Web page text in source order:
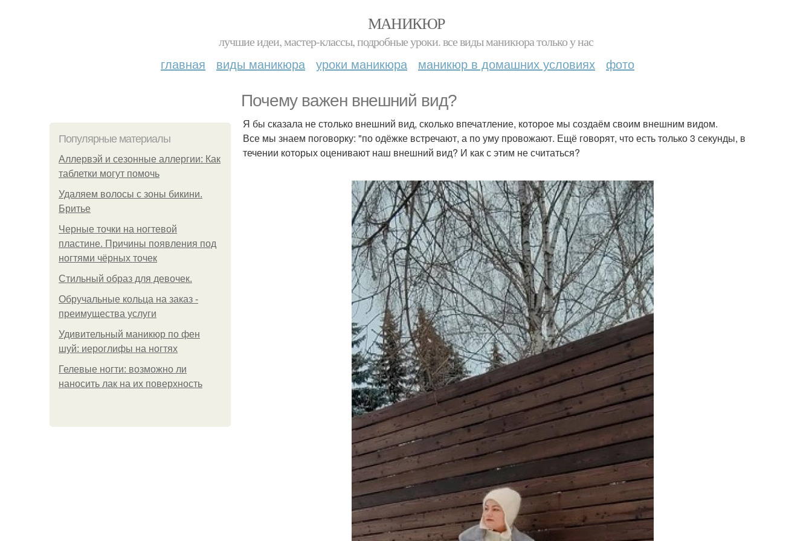
МАНИКЮР
лучшие идеи, мастер-классы, подробные уроки. все виды маникюра только у нас
главная виды маникюра уроки маникюра маникюр в домашних условиях фото
Почему важен внешний вид?
Популярные материалы
Аллервэй и сезонные аллергии: Как
таблетки могут помочь
Удаляем волосы с зоны бикини.
Бритье
Черные точки на ногтевой
пластине. Причины появления под
ногтями чёрных точек
Стильный образ для девочек.
Обручальные кольца на заказ -
преимущества услуги
Удивительный маникюр по фен
шуй: иероглифы на ногтях
Гелевые ногти: возможно ли
наносить лак на их поверхность
Я бы сказала не столько внешний вид, сколько впечатление, которое мы создаём своим внешним видом.
Все мы знаем поговорку: "по одёжке встречают, а по уму провожают. Ещё говорят, что есть только 3 секунды, в
течении которых оценивают наш внешний вид? И как с этим не считаться?